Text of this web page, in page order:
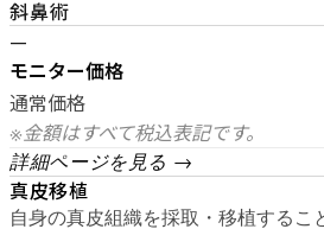
斜鼻術
—
モニター価格
通常価格
※金額はすべて税込表記です。
詳細ページを見る →
真皮移植
自身の真皮組織を採取・移植するこ